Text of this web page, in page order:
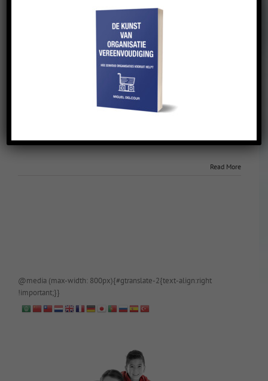
Een slopende fietstocht
[This is password-protected.]
Read More
@media (max-width: 800px){#gtranslate-2{text-align:right
!important;}}